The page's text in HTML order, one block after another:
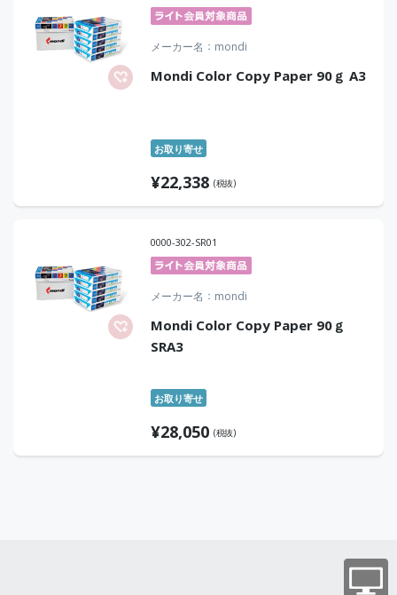
メーカー名 mondi
Mondi Color Copy Paper 90ｇ A3
お取り寄せ
¥22,338 (税抜)
0000-302-SR01
メーカー名 mondi
Mondi Color Copy Paper 90ｇ
SRA3
お取り寄せ
¥28,050 (税抜)